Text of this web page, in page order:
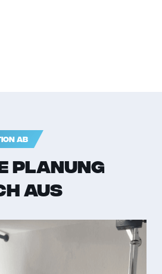
AB
Planung
aus